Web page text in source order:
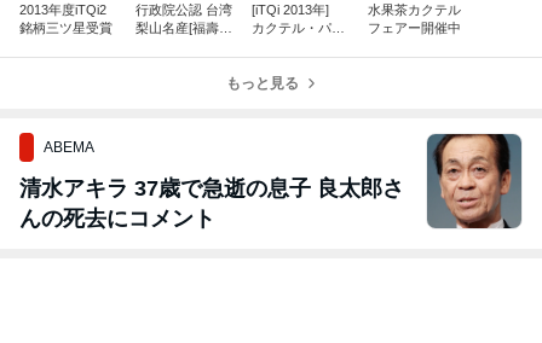
2013年度iTQi2
銘柄三ツ星受賞
行政院公認 台湾
梨山名産[福壽長
[iTQi 2013年]
カクテル・パー
大使館
水果茶カクテル
フェアー開催中
もっと見る
ABEMA
清水アキラ 37歳で急逝の息子 良太郎さ
んの死去にコメント